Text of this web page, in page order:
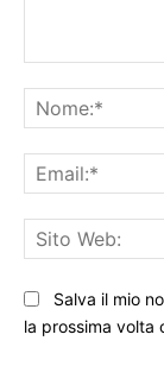
Salva il mio
la prossima volta